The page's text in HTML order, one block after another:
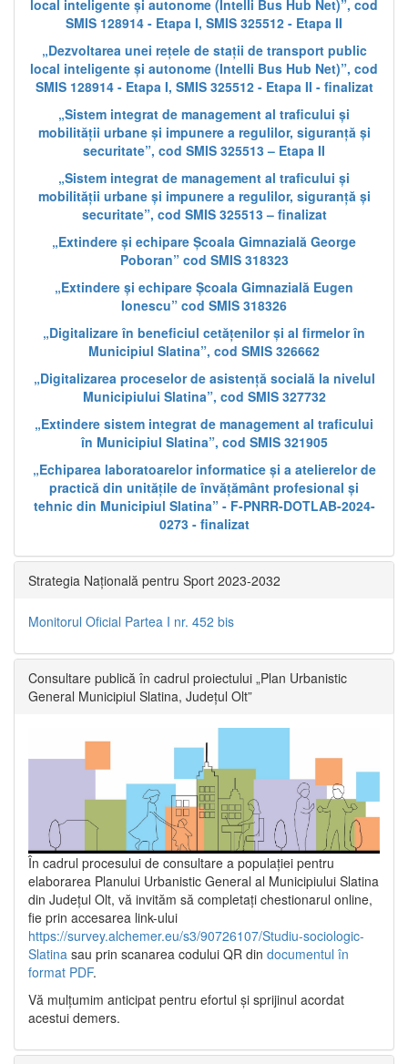
local inteligente și autonome (Intelli Bus Hub Net)”, cod
SMIS 128914 - Etapa I, SMIS 325512 - Etapa II
„Dezvoltarea unei rețele de stații de transport public
local inteligente și autonome (Intelli Bus Hub Net)”, cod
SMIS 128914 - Etapa I, SMIS 325512 - Etapa II - finalizat
„Sistem integrat de management al traficului și
mobilității urbane și impunere a regulilor, siguranță și
securitate”, cod SMIS 325513 – Etapa II
„Sistem integrat de management al traficului și
mobilității urbane și impunere a regulilor, siguranță și
securitate”, cod SMIS 325513 – finalizat
„Extindere și echipare Școala Gimnazială George
Poboran” cod SMIS 318323
„Extindere și echipare Școala Gimnazială Eugen
Ionescu” cod SMIS 318326
„Digitalizare în beneficiul cetățenilor și al firmelor în
Municipiul Slatina”, cod SMIS 326662
„Digitalizarea proceselor de asistență socială la nivelul
Municipiului Slatina”, cod SMIS 327732
„Extindere sistem integrat de management al traficului
în Municipiul Slatina”, cod SMIS 321905
„Echiparea laboratoarelor informatice și a atelierelor de
practică din unitățile de învățământ profesional și
tehnic din Municipiul Slatina” - F-PNRR-DOTLAB-2024-
0273 - finalizat
Strategia Națională pentru Sport 2023-2032
Monitorul Oficial Partea I nr. 452 bis
Consultare publică în cadrul proiectului „Plan Urbanistic
General Municipiul Slatina, Județul Olt”
În cadrul procesului de consultare a populaţiei pentru
elaborarea Planului Urbanistic General al Municipiului Slatina
din Județul Olt, vă invităm să completați chestionarul online,
fie prin accesarea link-ului
https://survey.alchemer.eu/s3/90726107/Studiu-sociologic-
Slatina sau prin scanarea codului QR din documentul în
format PDF.
Vă mulţumim anticipat pentru efortul şi sprijinul acordat
acestui demers.